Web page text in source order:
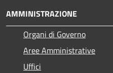
AMMINISTRAZIONE
Organi di Governo
Aree Amministrative
Uffici